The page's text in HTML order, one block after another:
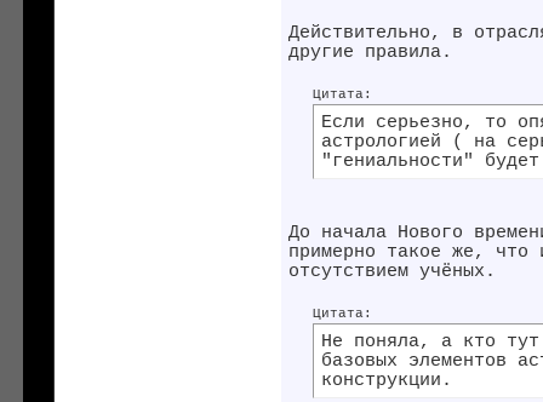
Действительно, в
другие правила.
Цитата:
Если серьезно, то
астрологией ( на
"гениальности"
До начала Нового
примерно такое же, что
отсутствием учёных.
Цитата:
Не поняла, а кто тут
базовых элементов
конструкции.